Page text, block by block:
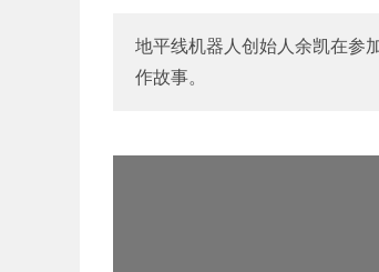
地平线机器人创始人余凯在参
作故事。